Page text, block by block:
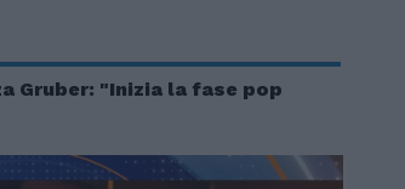
Gruber: "Inizia la fase pop